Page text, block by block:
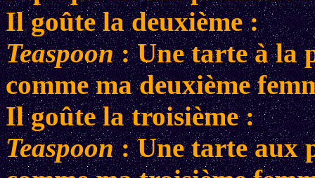
Il goûte la deuxième :
Teaspoon: Une tarte à la
comme ma deuxième
Il goûte la troisième :
Teaspoon: Une tarte aux